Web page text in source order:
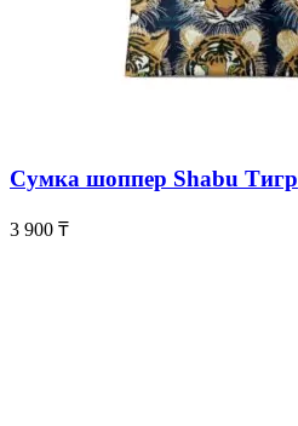
Сумка шоппер Shabu Тигр
3 900 ₸